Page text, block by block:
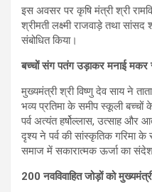
इस अवसर पर कृषि मंत्री श्री
श्रीमती लक्ष्मी राजवाड़े तथा सांसद
संबोधित किया।
बच्चों संग पतंग उड़ाकर मनाई मकर
मुख्यमंत्री श्री विष्णु देव साय ने
भव्य प्रतिमा के समीप स्कूली
पर्व अत्यंत हर्षोल्लास, उत्साह और
दृश्य ने पर्व की सांस्कृतिक गरिमा
समाज में सकारात्मक ऊर्जा का संदेश
200 नवविवाहित जोड़ों को